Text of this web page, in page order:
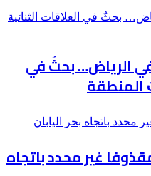
في الرياض… بحثٌ في
المنطقة
غير محدد باتجاه